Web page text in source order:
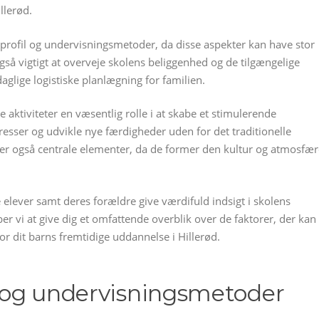
og undervisningsmetoder, da disse aspekter kan have stor
vigtigt at overveje skolens beliggenhed og de tilgængelige
logistiske planlægning for familien.
en væsentlig rolle i at skabe et stimulerende
og udvikle nye færdigheder uden for det traditionelle
også centrale elementer, da de former den kultur og
samt deres forældre give værdifuld indsigt i skolens
vi at give dig et omfattende overblik over de faktorer, der kan
dit barns fremtidige uddannelse i Hillerød.
undervisningsmetoder